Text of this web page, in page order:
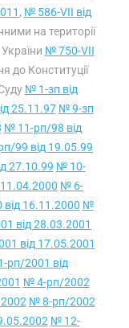
, № 586-VII від
на території
№ 750-VII
до Конституції
№ 1-зп від
25.11.97 № 9-зп
№ 11-рп/98 від
99 від 19.05.99
27.10.99 № 10-
№ 6-
16.11.2000 №
від 28.03.2001
від 17.05.2001
рп/2001 від
№ 4-рп/2002
№ 8-рп/2002
№ 12-